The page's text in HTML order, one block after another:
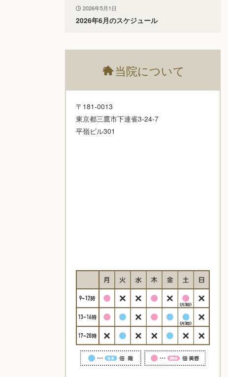
2026年5月1日
2026年6月のスケジュール
? 当院について
〒181-0013
東京都三鷹市下連雀3-24-7
平嶺ビル301